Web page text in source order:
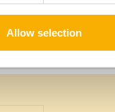
Allow selection